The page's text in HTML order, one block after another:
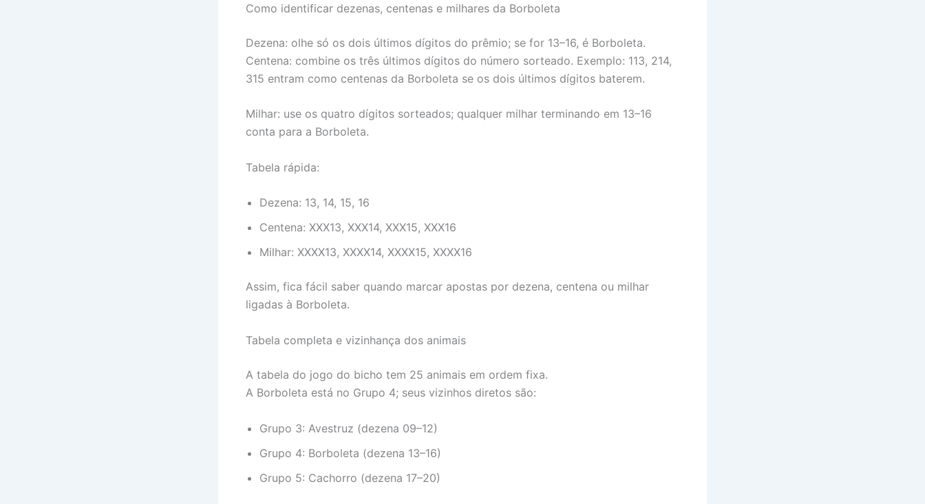
Como identificar dezenas, centenas e milhares da Borboleta
Dezena: olhe só os dois últimos dígitos do prêmio; se for 13–16, é Borboleta.
Centena: combine os três últimos dígitos do número sorteado. Exemplo: 113, 214,
315 entram como centenas da Borboleta se os dois últimos dígitos baterem.
Milhar: use os quatro dígitos sorteados; qualquer milhar terminando em 13–16
conta para a Borboleta.
Tabela rápida:
Dezena: 13, 14, 15, 16
Centena: XXX13, XXX14, XXX15, XXX16
Milhar: XXXX13, XXXX14, XXXX15, XXXX16
Assim, fica fácil saber quando marcar apostas por dezena, centena ou milhar
ligadas à Borboleta.
Tabela completa e vizinhança dos animais
A tabela do jogo do bicho tem 25 animais em ordem fixa.
A Borboleta está no Grupo 4; seus vizinhos diretos são:
Grupo 3: Avestruz (dezena 09–12)
Grupo 4: Borboleta (dezena 13–16)
Grupo 5: Cachorro (dezena 17–20)